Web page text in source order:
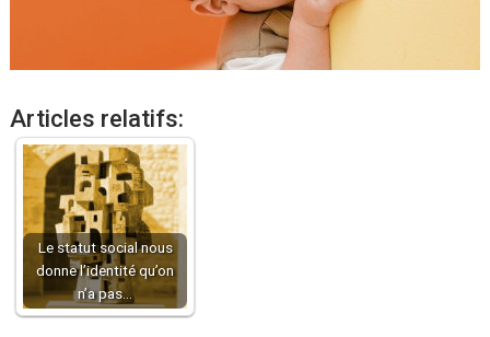
Articles relatifs:
Le statut social nous
donne l’identité qu’on
n’a pas…